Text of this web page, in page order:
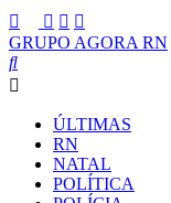
GRUPO AGORA RN
ÚLTIMAS
RN
NATAL
POLÍTICA